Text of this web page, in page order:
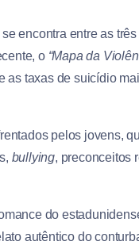
encontra entre as
o “Mapa da
taxas de suicídio
pelos jovens,
bullying, preconceitos
do
autêntico do